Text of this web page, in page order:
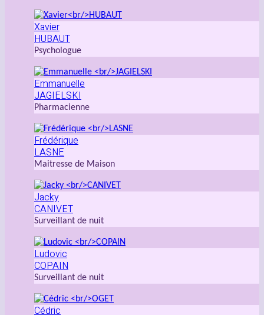
Xavier
HUBAUT
Psychologue
Emmanuelle
JAGIELSKI
Pharmacienne
Frédérique
LASNE
Maitresse de Maison
Jacky
CANIVET
Surveillant de nuit
Ludovic
COPAIN
Surveillant de nuit
Cédric